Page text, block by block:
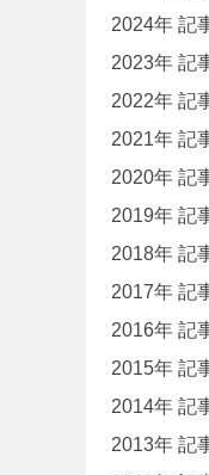
2024年 記
2023年 記
2022年 記
2021年 記
2020年 記
2019年 記
2018年 記
2017年 記
2016年 記
2015年 記
2014年 記
2013年 記